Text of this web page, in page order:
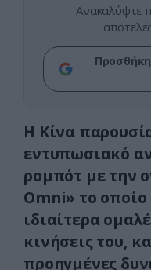
Ανακαλύψτε
Η Κίνα
εντυπωσιακό
ρομπότ με την
Omni» το οποίο
ιδιαίτερα
κινήσεις του,
προηγμένες